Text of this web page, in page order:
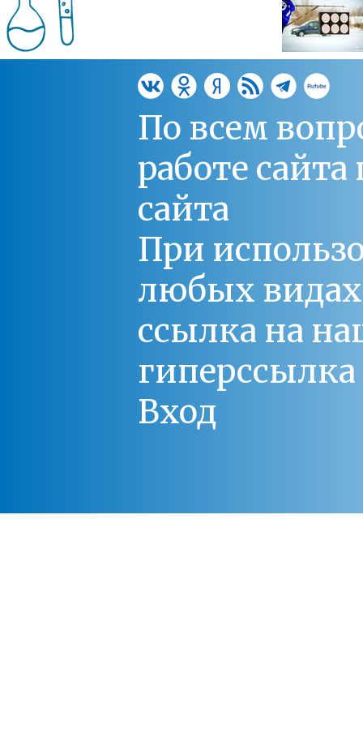
По всем
работе
сайта
При
любых
ссылка на
Вход